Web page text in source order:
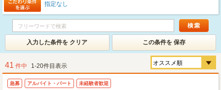
指定なし
入力した条件を クリア この条件を 保存
41 件中 1-20件目表示
急募 アルバイト・パート 未経験者歓迎